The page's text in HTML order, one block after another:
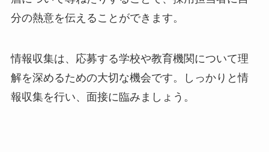
分の熱意を伝えることができます。
情報収集は、応募する学校や教育機関について理
解を深めるための大切な機会です。しっかりと情
報収集を行い、面接に臨みましょう。